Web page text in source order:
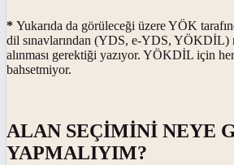
* Yukarıda da görüleceği üzere YÖK
dil sınavlarından (YDS, e-YDS, YÖKDİL)
alınması gerektiği yazıyor. YÖKDİL için
bahsetmiyor.
ALAN SEÇİMİNİ NEYE
YAPMALIYIM?